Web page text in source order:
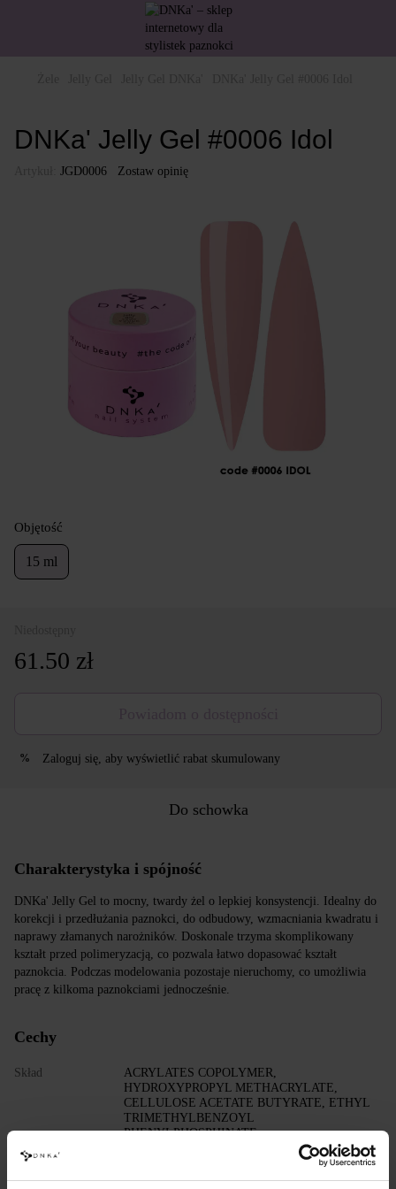
DNKa' Jelly Gel #0006 Idol
JGD0006 Zostaw opinię
Objętość
15 ml
61.50 zł
% Zaloguj się , aby wyświetlić rabat skumulowany
Do schowka
Charakterystyka i spójność
DNKa' Jelly Gel to mocny, twardy żel o lepkiej konsystencji. Idealny do
korekcji i przedłużania paznokci, do odbudowy, wzmacniania kwadratu i
naprawy złamanych narożników. Doskonale trzyma skomplikowany
kształt przed polimeryzacją, co pozwala łatwo dopasować kształt
paznokcia. Podczas modelowania pozostaje nieruchomy, co umożliwia
pracę z kilkoma paznokciami jednocześnie.
Cechy
Skład
ACRYLATES COPOLYMER,
HYDROXYPROPYL METHACRYLATE,
CELLULOSE ACETATE BUTYRATE, ETHYL
TRIMETHYLBENZOYL
PHENYLPHOSPHINATE,
MICROCRYSTALLINE WAX, DIMETHICONE,
+/- MICA, CI 77007, CI 77266, CI 77491, CI
77492, CI 77891